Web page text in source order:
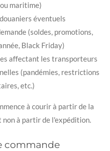
maritime)
éventuels
(soldes, promotions,
Black Friday)
affectant les transporteurs
(pandémies, restrictions
etc.)
à courir à partir de la
à partir de l'expédition.
commande